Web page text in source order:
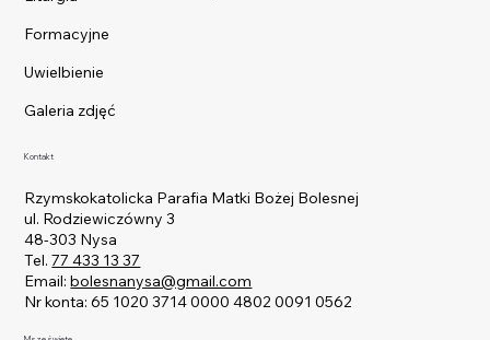
Formacyjne
Uwielbienie
Galeria zdjęć
Kontakt
Rzymskokatolicka Parafia Matki Bożej Bolesnej
ul. Rodziewiczówny 3
48-303 Nysa
Tel.77 433 13 37
Email:bolesnanysa@gmail.com
Nr konta: 65 1020 3714 0000 4802 0091 0562